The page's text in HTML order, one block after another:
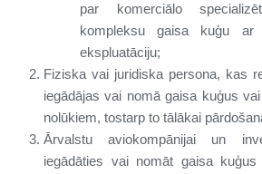
par komerciālo
kompleksu gaisa kuģu ar
ekspluatāciju;
Fiziska vai juridiska persona, kas
iegādājas vai nomā gaisa kuģus
nolūkiem, tostarp to tālākai
Ārvalstu aviokompānijai un
iegādāties vai nomāt gaisa